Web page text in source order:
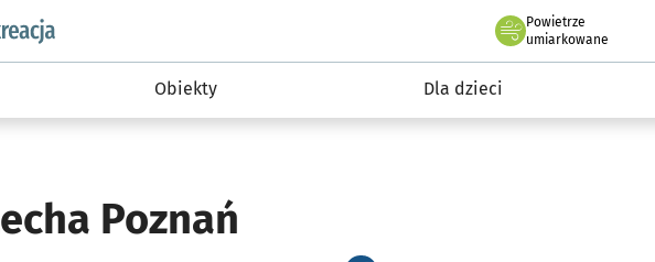
podserwis: Sport i rekreacja
Powietrze
we Wrocławiu
umiarkowane
Obiekty Dla dzieci
Poznań